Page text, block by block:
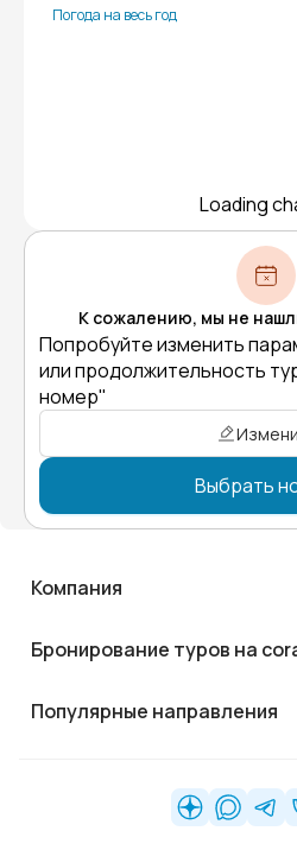
Погода на весь год
Loading
К сожалению, мы не
Попробуйте изменить
или продолжительность
номер"
Выбрать
Компания
Бронирование туров на
Популярные направления